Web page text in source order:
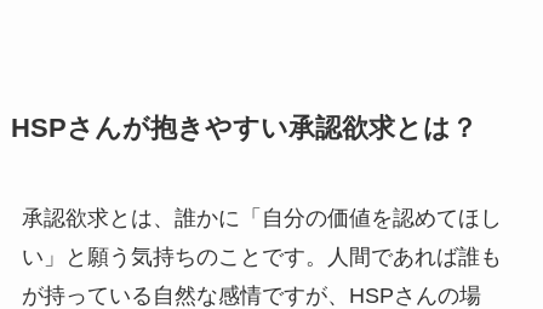
HSPさんが抱きやすい承認欲求とは？
承認欲求とは、誰かに「自分の価値を認めてほし
い」と願う気持ちのことです。人間であれば誰も
が持っている自然な感情ですが、HSPさんの場